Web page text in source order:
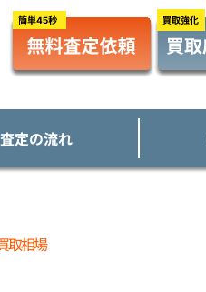
定の流れ
取相場